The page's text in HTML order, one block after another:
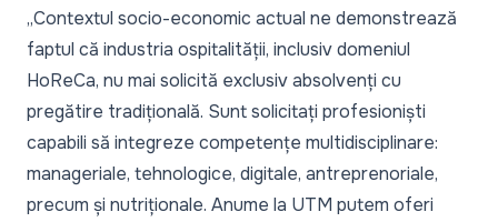
„Contextul socio-economic actual ne demonstrează
faptul că industria ospitalității, inclusiv domeniul
HoReCa, nu mai solicită exclusiv absolvenți cu
pregătire tradițională. Sunt solicitați profesioniști
capabili să integreze competențe multidisciplinare:
manageriale, tehnologice, digitale, antreprenoriale,
precum și nutriționale. Anume la UTM putem oferi